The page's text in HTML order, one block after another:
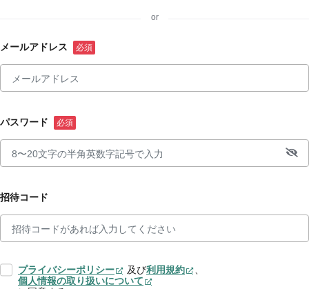
or
メールアドレス
パスワード
招待コード
プライバシーポリシー 及び利用規約
、
個人情報の取り扱いについて